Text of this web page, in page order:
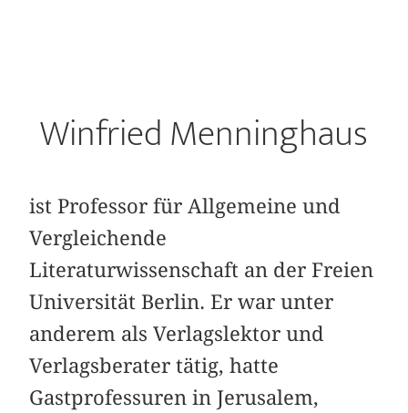
Winfried Menninghaus
ist Professor für Allgemeine und
Vergleichende
Literaturwissenschaft an der Freien
Universität Berlin. Er war unter
anderem als Verlagslektor und
Verlagsberater tätig, hatte
Gastprofessuren in Jerusalem,